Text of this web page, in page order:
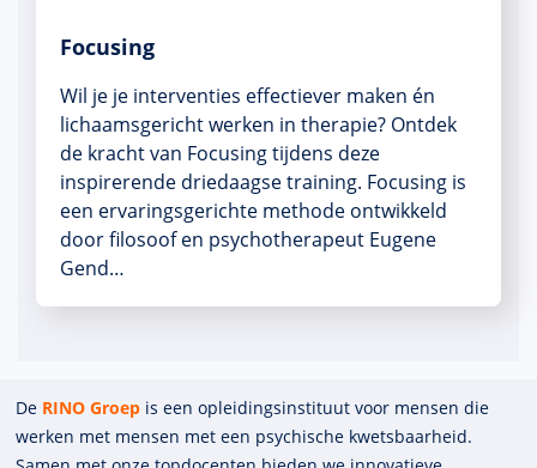
Focusing
Wil je je interventies effectiever maken én
lichaamsgericht werken in therapie? Ontdek
de kracht van Focusing tijdens deze
inspirerende driedaagse training. Focusing is
een ervaringsgerichte methode ontwikkeld
door filosoof en psychotherapeut Eugene
Gend…
De RINO Groep is een opleidings­insti­tuut voor mensen die
werken met mensen met een psychische kwets­baar­heid.